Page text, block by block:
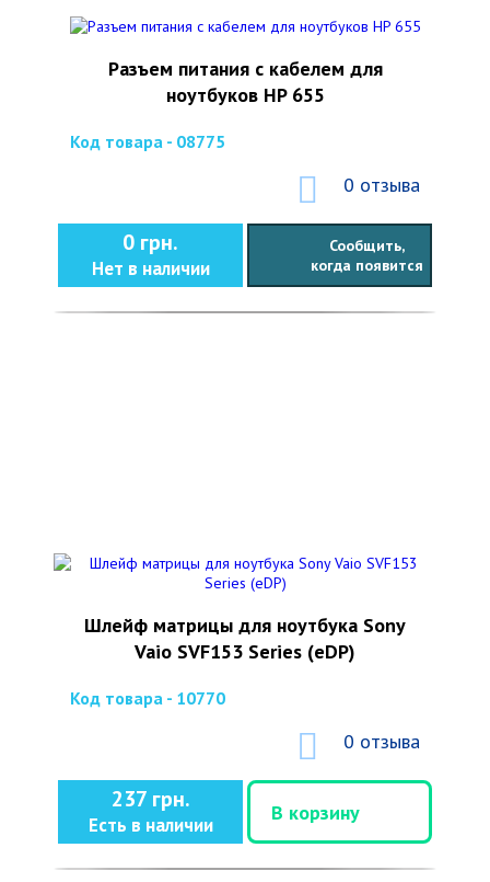
Разъем питания с кабелем для
ноутбуков HP 655
Код товара - 08775
0 отзыва
0 грн.
Нет в наличии
Сообщить,
когда появится
Шлейф матрицы для ноутбука Sony
Vaio SVF153 Series (eDP)
Код товара - 10770
0 отзыва
237 грн.
Есть в наличии
В корзину